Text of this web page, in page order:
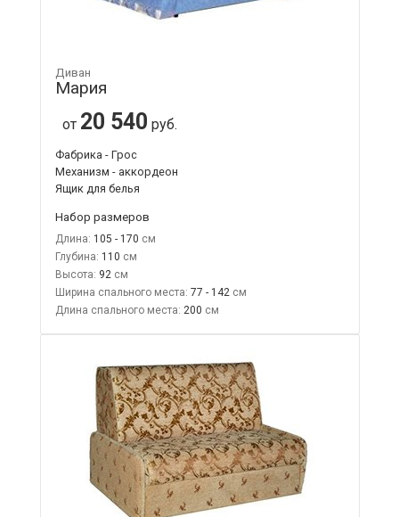
Диван
Мария
от 20 540 руб.
Фабрика - Грос
Механизм - аккордеон
Ящик для белья
Набор размеров
Длина: 105 - 170
Глубина: 110
Высота: 92
Ширина спального места: 77 - 142
Длина спального места: 200